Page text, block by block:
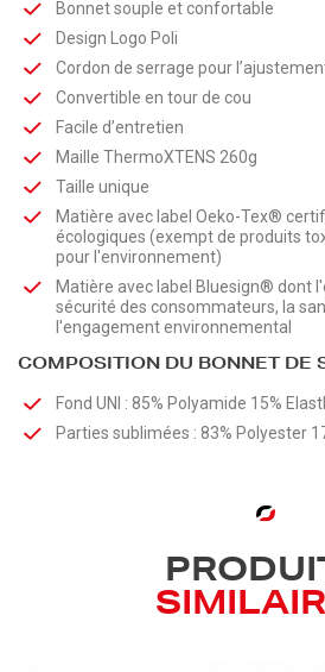
Bonnet souple et confortable
Design Logo Poli
Cordon de serrage pour
Convertible en tour de cou
Facile d’entretien
Maille ThermoXTENS 260g
Taille unique
Matière avec label Oeko-Tex®
écologiques (exempt de produits
pour l'environnement)
Matière avec label Bluesign® dont
sécurité des consommateurs, la
l'engagement environnemental
COMPOSITION DU BONNET DE
Fond UNI : 85% Polyamide 15%
Parties sublimées : 83% Polyester